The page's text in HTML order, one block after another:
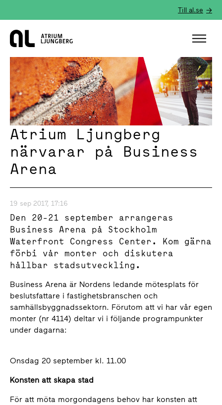
Till al.se
Hem
Atrium Ljungberg
närvarar på Business
Arena
19 sep 2017, 17:16
Den 20-21 september arrangeras
Business Arena på Stockholm
Waterfront Congress Center. Kom gärna
förbi vår monter och diskutera
hållbar stadsutveckling.
Business Arena är Nordens ledande mötesplats för
beslutsfattare i fastighetsbranschen och
samhällsbyggnadssektorn. Förutom att vi har vår egen
monter (nr 4114) deltar vi i följande programpunkter
under dagarna:
Onsdag 20 september kl. 11.00
Konsten att skapa stad
För att möta morgondagens behov har konsten att